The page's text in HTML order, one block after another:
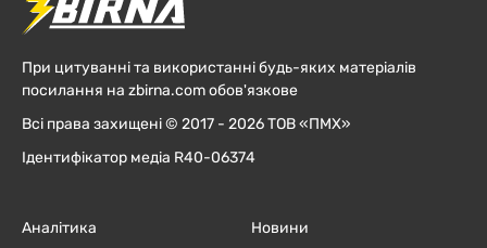
При цитуванні та використанні будь-яких матеріалів
посилання на zbirna.com обов'язкове
Всі права захищені © 2017 - 2026 ТОВ «ПМХ»
Ідентифікатор медіа R40-06374
Аналітика
Новини